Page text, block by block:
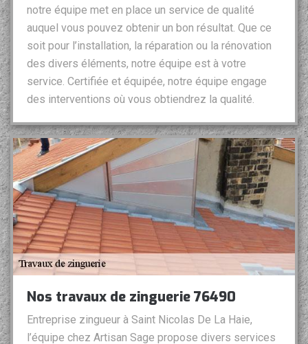
notre équipe met en place un service de qualité
auquel vous pouvez obtenir un bon résultat. Que ce
soit pour l’installation, la réparation ou la rénovation
des divers éléments, notre équipe est à votre
service. Certifiée et équipée, notre équipe engage
des interventions où vous obtiendrez la qualité.
Nos travaux de zinguerie 76490
Entreprise zingueur à Saint Nicolas De La Haie,
l’équipe chez Artisan Sage propose divers services